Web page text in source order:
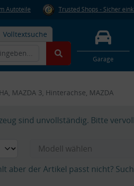
Autoteile Trusted Shops - Sicher
Volltextsuche
Garage
MAZDA 3, Hinterachse, MAZDA
sind unvollständig. Bitte
aber der Artikel passt nicht?